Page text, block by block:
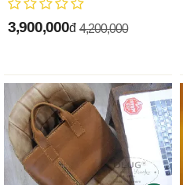
3,900,000đ 4,200,000